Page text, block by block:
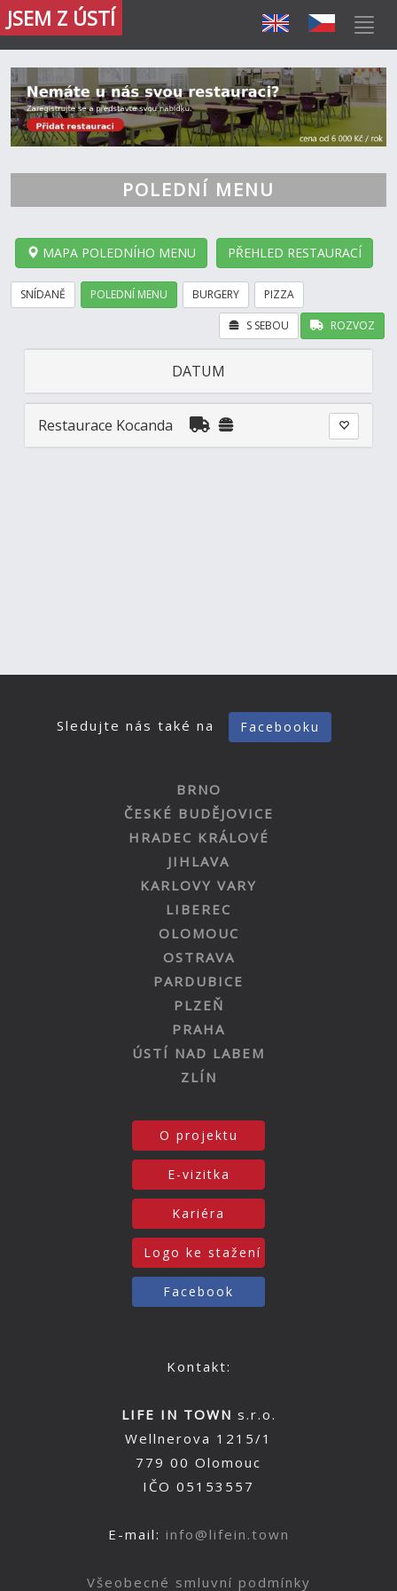
JSEM Z ÚSTÍ
POLEDNÍ MENU
MAPA POLEDNÍHO MENU PŘEHLED RESTAURACÍ
SNÍDANĚ POLEDNÍ MENU BURGERY PIZZA
ROZVOZ
S SEBOU
DATUM
Restaurace Kocanda
Sledujte nás také na Facebooku
BRNO
ČESKÉ BUDĚJOVICE
HRADEC KRÁLOVÉ
JIHLAVA
KARLOVY VARY
LIBEREC
OLOMOUC
OSTRAVA
PARDUBICE
PLZEŇ
PRAHA
ÚSTÍ NAD LABEM
ZLÍN
O projektu
E-vizitka
Kariéra
Logo ke stažení
Facebook
Kontakt:
LIFE IN TOWN s.r.o.
Wellnerova 1215/1
779 00 Olomouc
IČO 05153557
E-mail: info@lifein.town
Všeobecné smluvní podmínky